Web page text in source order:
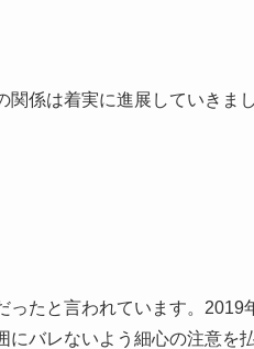
係は着実に進展していきま
ったと言われています。
にバレないよう細心の注意を